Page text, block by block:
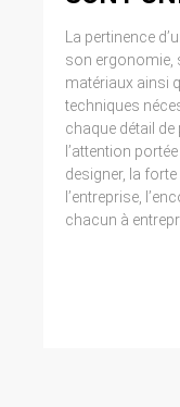
La pertinence
son ergonomie,
matériaux ainsi
techniques
chaque détail de
l’attention
designer, la
l’entreprise,
chacun à